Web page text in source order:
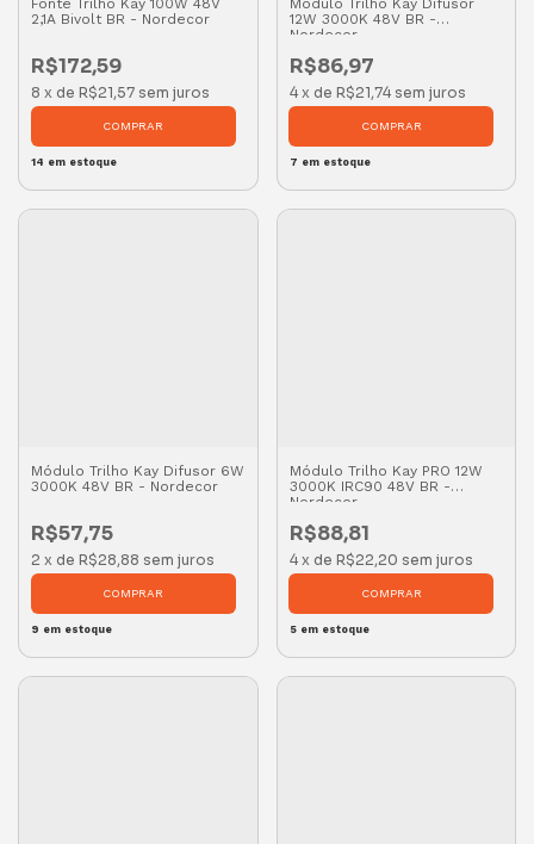
2,1A Bivolt BR - Nordecor
R$172,59
8 x de R$21,57 sem juros
14 em estoque
12W 3000K 48V BR -
Nordecor
R$86,97
4 x de R$21,74 sem juros
7 em estoque
Módulo Trilho Kay Difusor 6W
3000K 48V BR - Nordecor
R$57,75
2 x de R$28,88 sem juros
9 em estoque
Módulo Trilho Kay PRO 12W
3000K IRC90 48V BR -
Nordecor
R$88,81
4 x de R$22,20 sem juros
5em estoque